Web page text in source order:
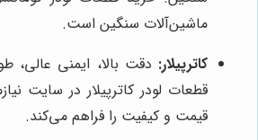
ماشین‌آلات سنگین است.
کاترپیلار: دقت بالا، ایمنی
قطعات لودر کاترپیلار در سایت
قیمت و کیفیت را فراهم می‌کند.